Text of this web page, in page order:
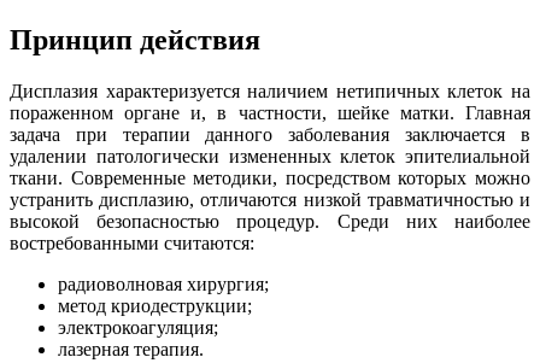
Принцип действия
Дисплазия характеризуется наличием нетипичных клеток на
пораженном органе и, в частности, шейке матки. Главная
задача при терапии данного заболевания заключается в
удалении патологически измененных клеток эпителиальной
ткани. Современные методики, посредством которых можно
устранить дисплазию, отличаются низкой травматичностью и
высокой безопасностью процедур. Среди них наиболее
востребованными считаются:
радиоволновая хирургия;
метод криодеструкции;
электрокоагуляция;
лазерная терапия.